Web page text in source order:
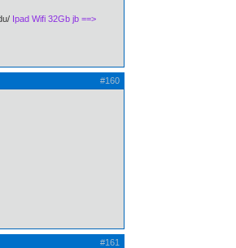
Ipad Wifi 32Gb jb ==>
#160
#161